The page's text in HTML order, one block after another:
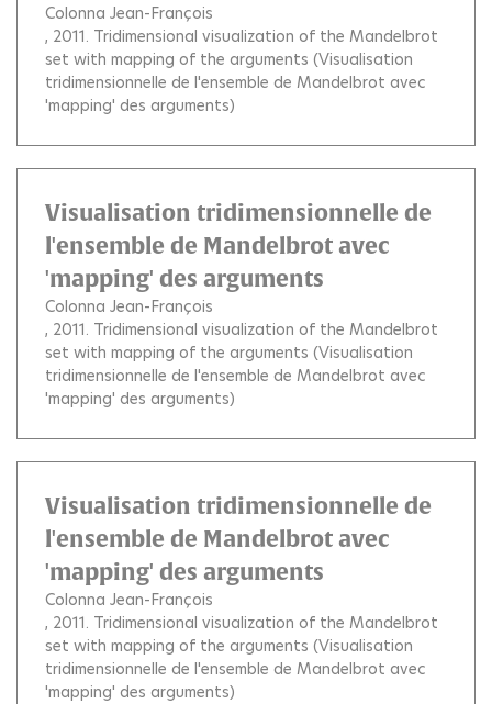
Colonna Jean-François
, 2011. Tridimensional visualization of the Mandelbrot
set with mapping of the arguments (Visualisation
tridimensionnelle de l'ensemble de Mandelbrot avec
'mapping' des arguments)
Visualisation tridimensionnelle de
l'ensemble de Mandelbrot avec
'mapping' des arguments
Colonna Jean-François
, 2011. Tridimensional visualization of the Mandelbrot
set with mapping of the arguments (Visualisation
tridimensionnelle de l'ensemble de Mandelbrot avec
'mapping' des arguments)
Visualisation tridimensionnelle de
l'ensemble de Mandelbrot avec
'mapping' des arguments
Colonna Jean-François
, 2011. Tridimensional visualization of the Mandelbrot
set with mapping of the arguments (Visualisation
tridimensionnelle de l'ensemble de Mandelbrot avec
'mapping' des arguments)